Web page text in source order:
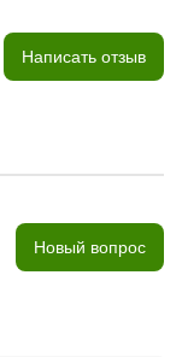
Написать отзыв
Новый вопрос